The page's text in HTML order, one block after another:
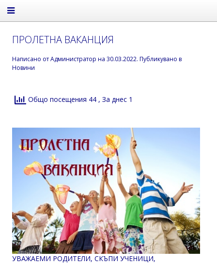
ПРОЛЕТНА ВАКАНЦИЯ
Написано отАдминистратор на 30.03.2022. Публикувано в
Новини
Общо посещения 44 , За днес 1
УВАЖАЕМИ РОДИТЕЛИ, СКЪПИ УЧЕНИЦИ,